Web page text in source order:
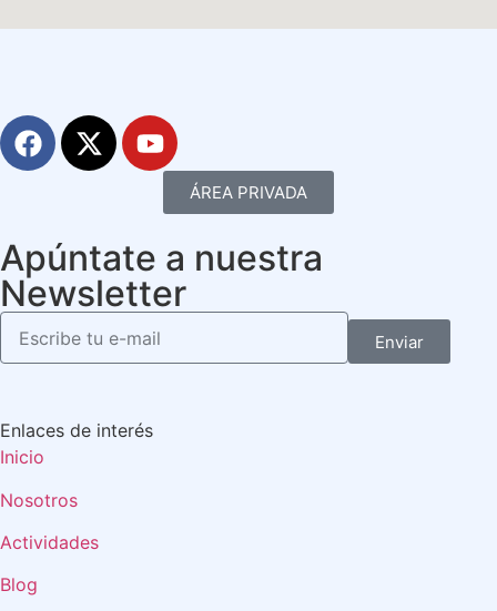
ÁREA PRIVADA
Apúntate a nuestra
Newsletter
Enviar
Enlaces de interés
Inicio
Nosotros
Actividades
Blog